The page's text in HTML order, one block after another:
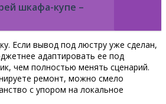
шкафа-купе –
Если вывод под люстру уже сделан,
адаптировать ее под
чем полностью менять сценарий.
ремонт, можно смело
с упором на локальное